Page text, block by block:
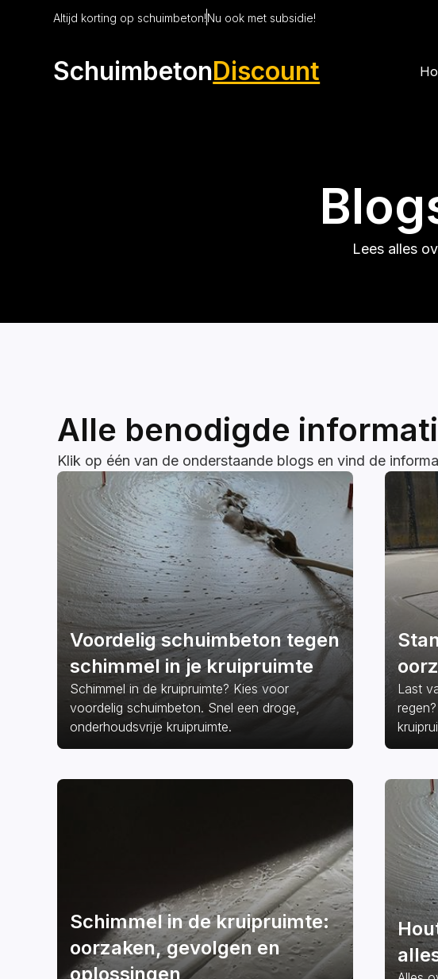
Altijd korting op schuimbeton!Nu ook met subsidie!
SchuimbetonDiscount
Lees alles
Alle benodigde
Klik op één van de onderstaande blogs en vind de
Voordelig schuimbeton tegen
schimmel in je kruipruimte
Schimmel in de kruipruimte? Kies voor
voordelig schuimbeton. Snel een droge,
onderhoudsvrije kruipruimte.
Last
Schimmel in de kruipruimte:
oorzaken, gevolgen en
oplossingen